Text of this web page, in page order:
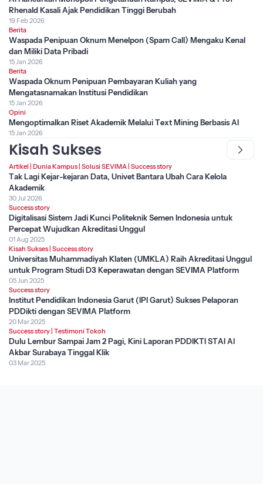
Rhenald Kasali Ajak Pendidikan Tinggi Berubah
19 Feb 2026
Berita
Waspada Penipuan Oknum Menelpon (Spam Call) Mengaku Kenal
dan Miliki Data Pribadi
15 Jan 2026
Berita
Waspada Oknum Penipuan Pembayaran Kuliah yang
Mengatasnamakan Institusi Pendidikan
15 Jan 2026
Opini
Mengoptimalkan Riset Akademik Melalui Text Mining Berbasis AI
15 Jan 2026
Kisah Sukses
Artikel | Dunia Kampus | Solusi SEVIMA | Success story
Tak Lagi Kejar-kejaran Data, Univet Bantara Ubah Cara Kelola
Akademik
30 Jul 2026
Success story
Digitalisasi Sistem Jadi Kunci Politeknik Semen Indonesia untuk
Percepat Wujudkan Akreditasi Unggul
01 Aug 2025
Kisah Sukses | Success story
Universitas Muhammadiyah Klaten (UMKLA) Raih Akreditasi Unggul
untuk Program Studi D3 Keperawatan dengan SEVIMA Platform
05 Jun 2025
Success story
Institut Pendidikan Indonesia Garut (IPI Garut) Sukses Pelaporan
PDDikti dengan SEVIMA Platform
20 Mar 2025
Success story | Testimoni Tokoh
Dulu Lembur Sampai Jam 2 Pagi, Kini Laporan PDDIKTI STAI Al
Akbar Surabaya Tinggal Klik
03 Mar 2025